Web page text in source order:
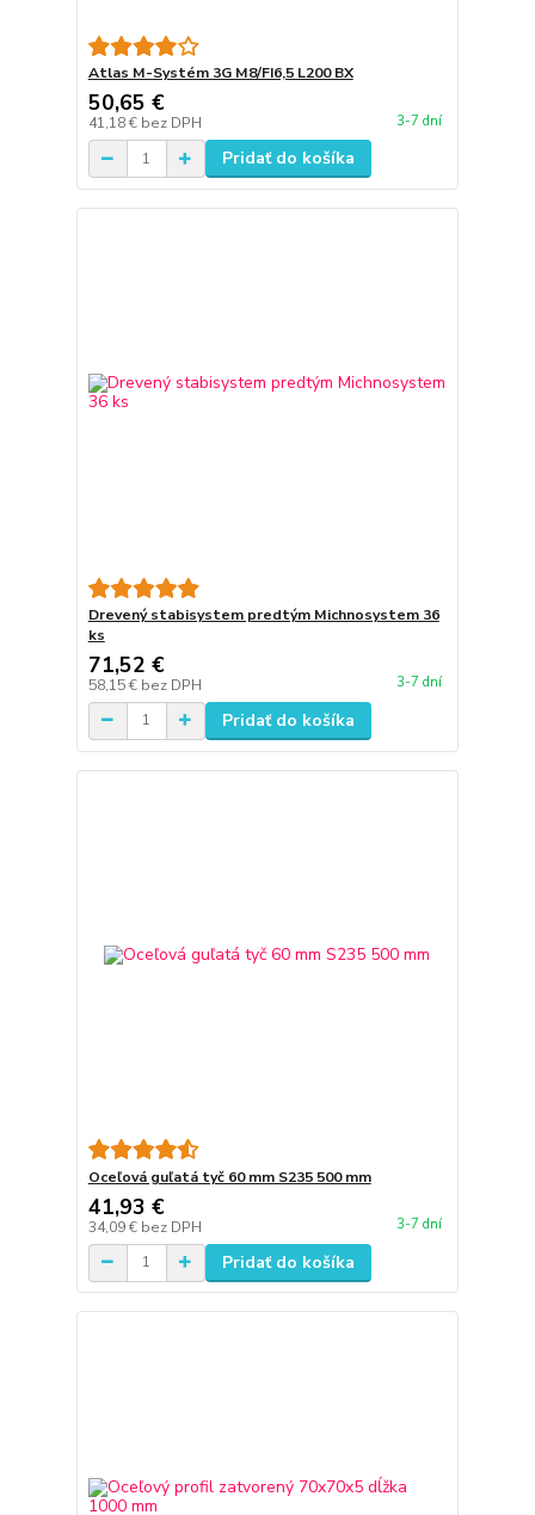
Atlas M-Systém 3G M8/FI6,5 L200 BX
50,65 €
41,18 € bez DPH 3-7 dní
Pridať do košíka
Drevený stabisystem predtým Michnosystem 36
ks
71,52 €
58,15 € bez DPH 3-7 dní
Pridať do košíka
Oceľová guľatá tyč 60 mm S235 500 mm
41,93 €
34,09 € bez DPH 3-7 dní
Pridať do košíka